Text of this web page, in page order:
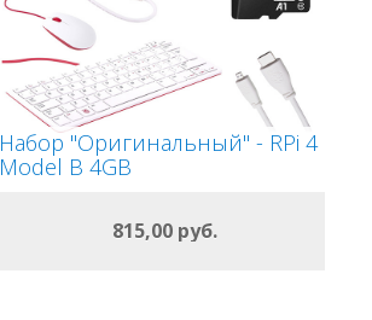
Набор "Оригинальный" - RPi 4
Model B 4GB
815,00 руб.